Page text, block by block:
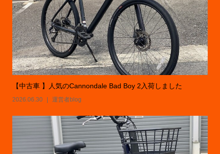
【中古車 】人気のCannondale Bad Boy 2入荷しました
2026.06.30 運営者blog